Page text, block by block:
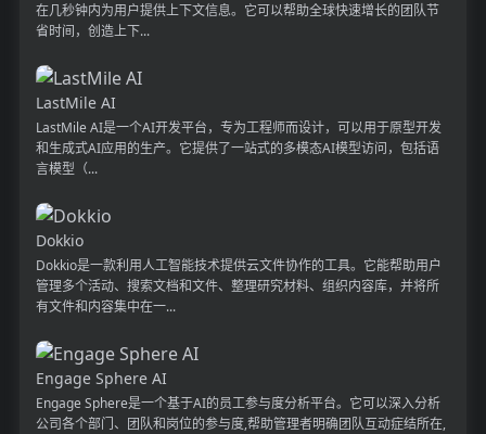
在几秒钟内为用户提供上下文信息。它可以帮助全球快速增长的团队节
省时间，创造上下...
LastMile AI
LastMile AI是一个AI开发平台，专为工程师而设计，可以用于原型开发
和生成式AI应用的生产。它提供了一站式的多模态AI模型访问，包括语
言模型（...
Dokkio
Dokkio是一款利用人工智能技术提供云文件协作的工具。它能帮助用户
管理多个活动、搜索文档和文件、整理研究材料、组织内容库，并将所
有文件和内容集中在一...
Engage Sphere AI
Engage Sphere是一个基于AI的员工参与度分析平台。它可以深入分析
公司各个部门、团队和岗位的参与度,帮助管理者明确团队互动症结所在,